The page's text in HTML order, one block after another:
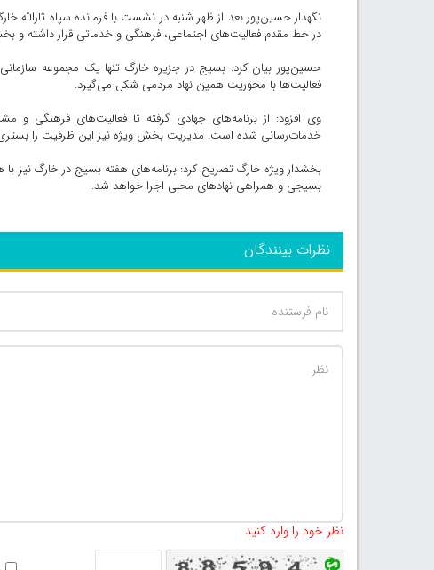
نگهدار حسین‌پور بعد از ظهر شنبه در نشست با فرمانده سپاه
در خط مقدم فعالیت‌های اجتماعی، فرهنگی و خدماتی قرار داشته
حسین‌پور بیان کرد: بسیج در جزیره خارگ تنها یک مجموعه
فعالیت‌ها با محوریت همین نهاد مردمی شکل می‌گیرد.
وی افزود: از برنامه‌های جهادی گرفته تا فعالیت‌های فرهنگی
خدمات‌رسانی شده است. مدیریت بخش ویژه نیز این ظرفیت را
بخشدار ویژه خارگ تصریح کرد: برنامه‌های هفته بسیج در خارگ نیز
بسیجی و همراهی نهادهای محلی اجرا خواهد شد.
نظرات بینندگان
نظر خود را وارد کنید